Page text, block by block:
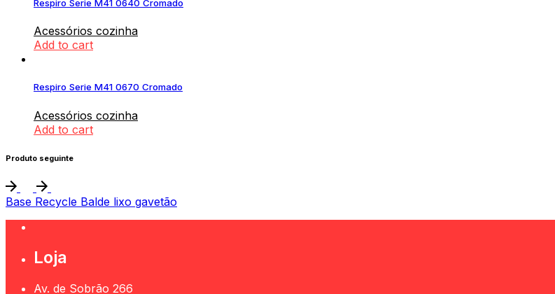
Respiro Serie M41 0640 Cromado
Acessórios cozinha
Add to cart
Respiro Serie M41 0670 Cromado
Acessórios cozinha
Add to cart
Produto seguinte
Base Recycle Balde lixo gavetão
Loja
Av. de Sobrão 266